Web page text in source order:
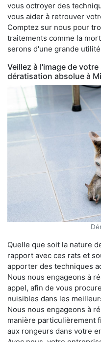
vous octroyer des
vous aider à retrouver
Comptez sur nous pour
traitements comme la
serons d'une grande
Veillez à l'image de
dératisation absolue à
Quelle que soit la nature
rapport avec ces rats et
apporter des techniques
Nous nous engageons à
appel, afin de vous
nuisibles dans les
Nous nous engageons à
manière particulièrement
aux rongeurs dans votre